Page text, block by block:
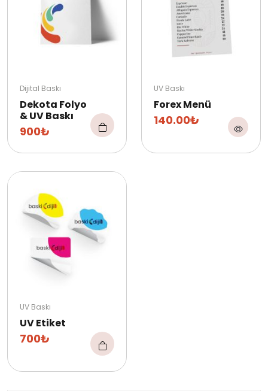
Dijital Baskı
Dekota Folyo
& UV Baskı
900₺
UV Baskı
Forex Menü
140.00₺
UV Baskı
UV Etiket
700₺